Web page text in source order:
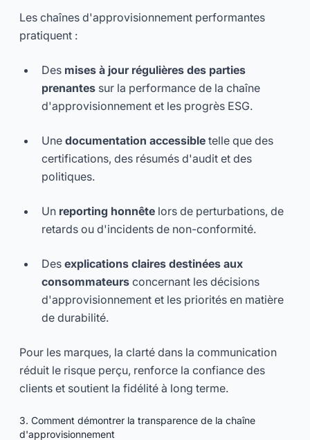
Les chaînes d'approvisionnement performantes
pratiquent :
Des mises à jour régulières des parties
prenantes sur la performance de la chaîne
d'approvisionnement et les progrès ESG.
Une documentation accessible telle que des
certifications, des résumés d'audit et des
politiques.
Un reporting honnête lors de perturbations, de
retards ou d'incidents de non-conformité.
Des explications claires destinées aux
consommateurs concernant les décisions
d'approvisionnement et les priorités en matière
de durabilité.
Pour les marques, la clarté dans la communication
réduit le risque perçu, renforce la confiance des
clients et soutient la fidélité à long terme.
3. Comment démontrer la transparence de la chaîne
d'approvisionnement